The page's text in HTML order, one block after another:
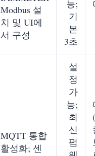
Modbus 설
치 및 UI에
서 구성
능;
기
본
3초
MQTT 통합
활성화; 센
설
정
가
능;
최
신
펌